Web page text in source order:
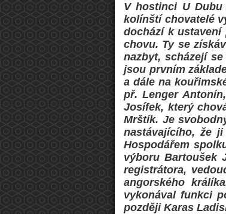
V hostinci U
kolínští chovatelé
dochází k
chovu. Ty se
nazbyt, scházejí
jsou prvním
a dále na
př. Lenger
Josífek, který
Mrštík. Je
nastávajícího, že
Hospodářem
výboru Bartoušek
registrátora,
angorského
vykonával funkci
později Karas